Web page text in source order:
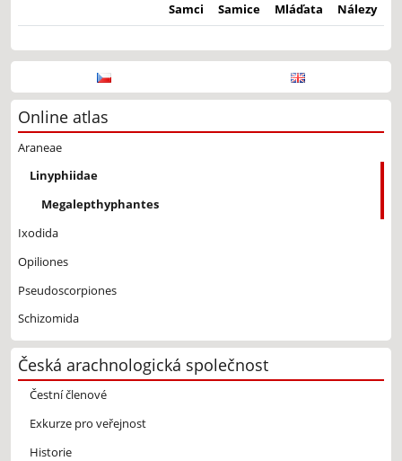
Samci
Samice Mláďata Nálezy
Online atlas
Araneae
Linyphiidae
Megalepthyphantes
Ixodida
Opiliones
Pseudoscorpiones
Schizomida
Česká arachnologická společnost
Čestní členové
Exkurze pro veřejnost
Historie